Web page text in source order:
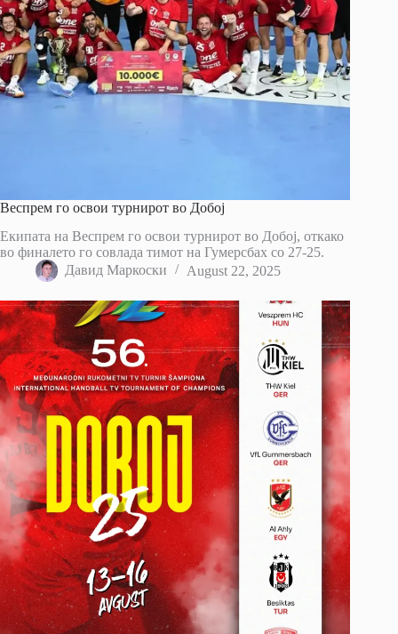
Веспрем го освои турнирот во Добој
Екипата на Веспрем го освои турнирот во Добој, откако
во финалето го совлада тимот на Гумерсбах со 27-25.
Давид Маркоски
August 22, 2025